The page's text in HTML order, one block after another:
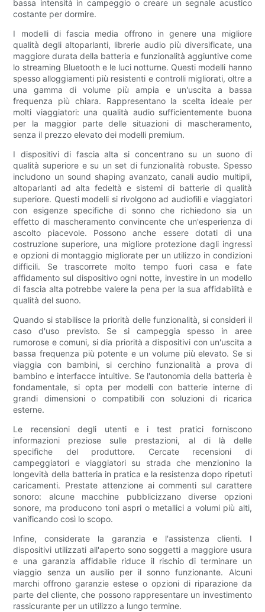
bassa intensità in campeggio o creare un segnale acustico
costante per dormire.
I modelli di fascia media offrono in genere una migliore
qualità degli altoparlanti, librerie audio più diversificate, una
maggiore durata della batteria e funzionalità aggiuntive come
lo streaming Bluetooth e le luci notturne. Questi modelli hanno
spesso alloggiamenti più resistenti e controlli migliorati, oltre a
una gamma di volume più ampia e un'uscita a bassa
frequenza più chiara. Rappresentano la scelta ideale per
molti viaggiatori: una qualità audio sufficientemente buona
per la maggior parte delle situazioni di mascheramento,
senza il prezzo elevato dei modelli premium.
I dispositivi di fascia alta si concentrano su un suono di
qualità superiore e su un set di funzionalità robuste. Spesso
includono un sound shaping avanzato, canali audio multipli,
altoparlanti ad alta fedeltà e sistemi di batterie di qualità
superiore. Questi modelli si rivolgono ad audiofili e viaggiatori
con esigenze specifiche di sonno che richiedono sia un
effetto di mascheramento convincente che un'esperienza di
ascolto piacevole. Possono anche essere dotati di una
costruzione superiore, una migliore protezione dagli ingressi
e opzioni di montaggio migliorate per un utilizzo in condizioni
difficili. Se trascorrete molto tempo fuori casa e fate
affidamento sul dispositivo ogni notte, investire in un modello
di fascia alta potrebbe valere la pena per la sua affidabilità e
qualità del suono.
Quando si stabilisce la priorità delle funzionalità, si consideri il
caso d'uso previsto. Se si campeggia spesso in aree
rumorose e comuni, si dia priorità a dispositivi con un'uscita a
bassa frequenza più potente e un volume più elevato. Se si
viaggia con bambini, si cerchino funzionalità a prova di
bambino e interfacce intuitive. Se l'autonomia della batteria è
fondamentale, si opta per modelli con batterie interne di
grandi dimensioni o compatibili con soluzioni di ricarica
esterne.
Le recensioni degli utenti e i test pratici forniscono
informazioni preziose sulle prestazioni, al di là delle
specifiche del produttore. Cercate recensioni di
campeggiatori e viaggiatori su strada che menzionino la
longevità della batteria in pratica e la resistenza dopo ripetuti
caricamenti. Prestate attenzione ai commenti sul carattere
sonoro: alcune macchine pubblicizzano diverse opzioni
sonore, ma producono toni aspri o metallici a volumi più alti,
vanificando così lo scopo.
Infine, considerate la garanzia e l'assistenza clienti. I
dispositivi utilizzati all'aperto sono soggetti a maggiore usura
e una garanzia affidabile riduce il rischio di terminare un
viaggio senza un ausilio per il sonno funzionante. Alcuni
marchi offrono garanzie estese o opzioni di riparazione da
parte del cliente, che possono rappresentare un investimento
rassicurante per un utilizzo a lungo termine.